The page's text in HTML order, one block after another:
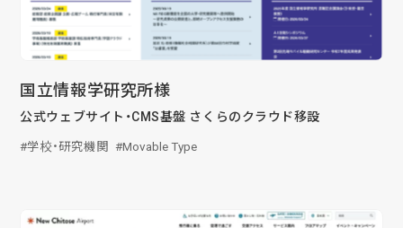
国立情報学研究所様
公式ウェブサイト・CMS基盤 さくらのクラウド移設
学校・研究機関 Movable Type